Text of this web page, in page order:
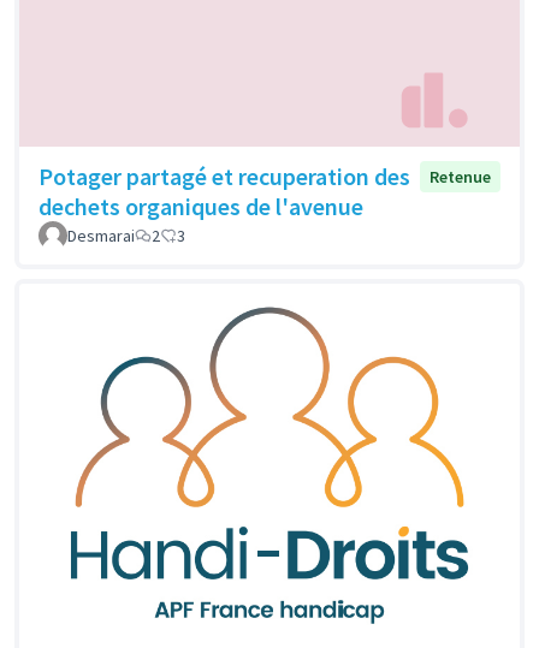
Potager partagé et recuperation des
dechets organiques de l'avenue
Retenue
Desmarai 2 3